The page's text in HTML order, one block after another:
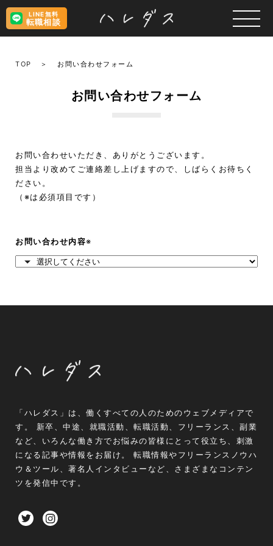
LINE無料
転職相談
TOP お問い合わせフォーム
お問い合わせフォーム
お問い合わせいただき、ありがとうございます。
担当より改めてご連絡差し上げますので、しばらくお待ちく
ださい。
（※は必須項目です）
お問い合わせ内容※
「ハレダス」は、働くすべての人のためのウェブメディアで
す。 新卒、中途、就職活動、転職活動、フリーランス、副業
など、いろんな働き方でお悩みの皆様にとって役立ち、刺激
になる記事や情報をお届け。 転職情報やフリーランスノウハ
ウ＆ツール、著名人インタビューなど、さまざまなコンテン
ツを発信中です。